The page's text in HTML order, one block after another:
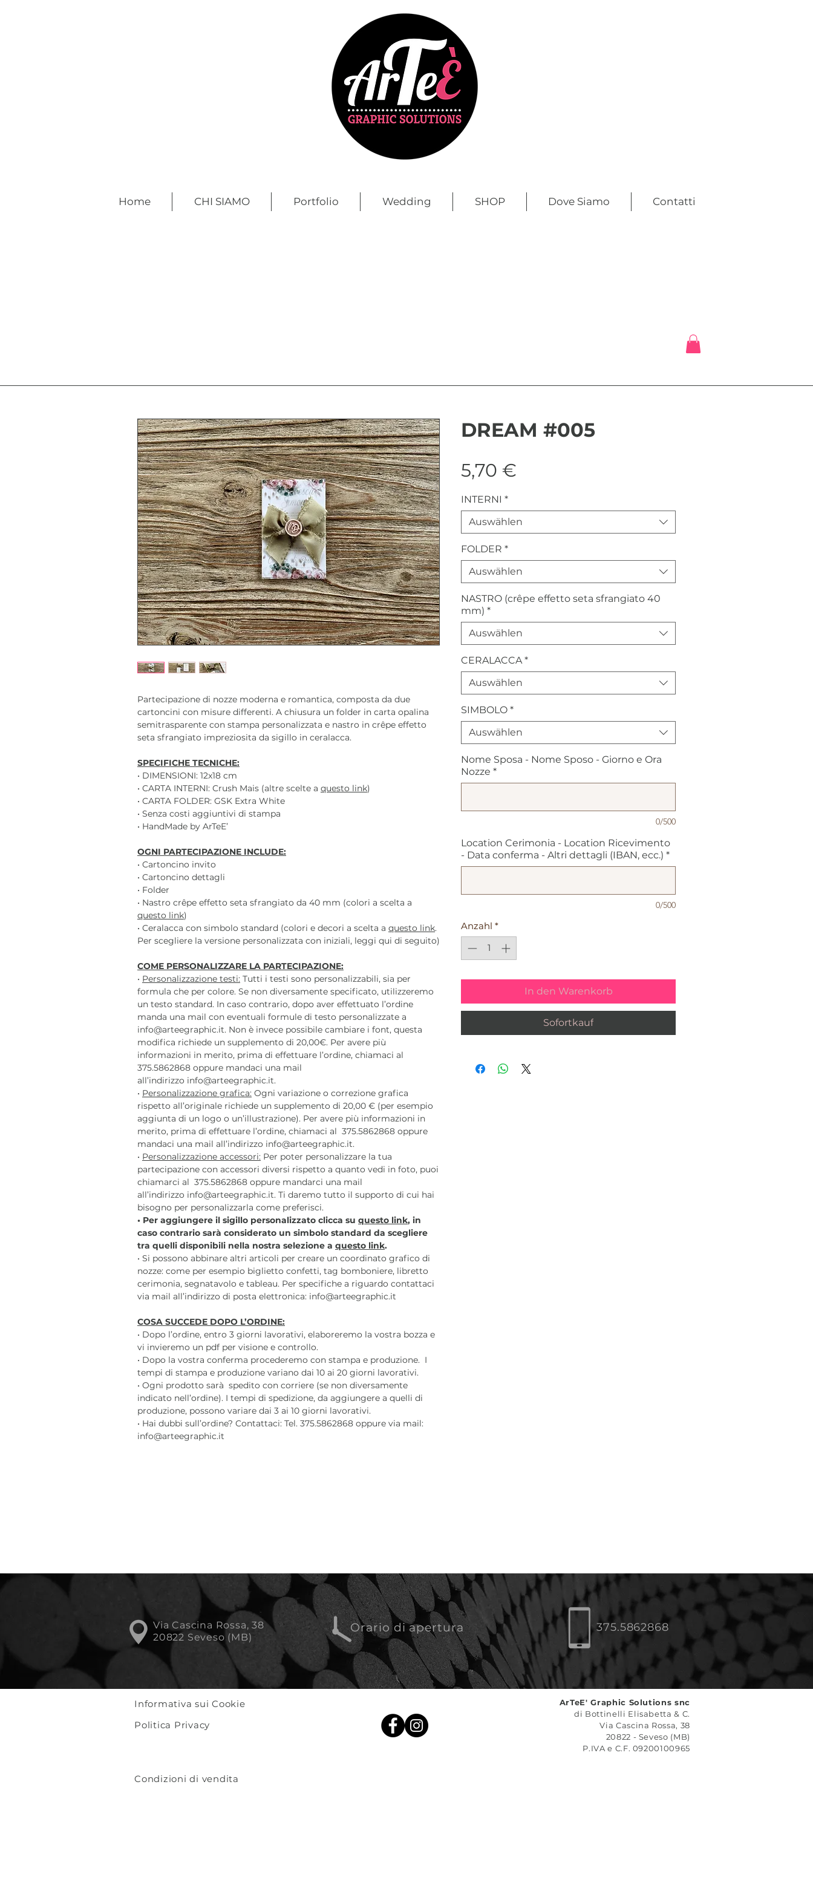
Home CHI SIAMO Portfolio Wedding SHOP Dove Siamo Contatti
Partecipazione di nozze moderna e romantica, composta da due
cartoncini con misure differenti. A chiusura un folder in carta opalina
semitrasparente con stampa personalizzata e nastro in crêpe effetto
seta sfrangiato impreziosita da sigillo in ceralacca.
SPECIFICHE TECNICHE:
• DIMENSIONI: 12x18 cm
• CARTA INTERNI: Crush Mais (altre scelte a questo link)
• CARTA FOLDER: GSK Extra White
• Senza costi aggiuntivi di stampa
• HandMade by ArTeE’
OGNI PARTECIPAZIONE INCLUDE:
• Cartoncino invito
• Cartoncino dettagli
• Folder
• Nastro crêpe effetto seta sfrangiato da 40 mm (colori a scelta a
questo link)
• Ceralacca con simbolo standard (colori e decori a scelta a questo link.
Per scegliere la versione personalizzata con iniziali, leggi qui di seguito)
COME PERSONALIZZARE LA PARTECIPAZIONE:
• Personalizzazione testi: Tutti i testi sono personalizzabili, sia per
formula che per colore. Se non diversamente specificato, utilizzeremo
un testo standard. In caso contrario, dopo aver effettuato l’ordine
manda una mail con eventuali formule di testo personalizzate a
info@arteegraphic.it. Non è invece possibile cambiare i font, questa
modifica richiede un supplemento di 20,00€. Per avere più
informazioni in merito, prima di effettuare l’ordine, chiamaci al
375.5862868 oppure mandaci una mail
all’indirizzo info@arteegraphic.it.
• Personalizzazione grafica: Ogni variazione o correzione grafica
rispetto all’originale richiede un supplemento di 20,00 € (per esempio
aggiunta di un logo o un’illustrazione). Per avere più informazioni in
merito, prima di effettuare l’ordine, chiamaci al 375.5862868 oppure
mandaci una mail all’indirizzo info@arteegraphic.it.
• Personalizzazione accessori: Per poter personalizzare la tua
partecipazione con accessori diversi rispetto a quanto vedi in foto, puoi
chiamarci al 375.5862868 oppure mandarci una mail
all’indirizzo info@arteegraphic.it. Ti daremo tutto il supporto di cui hai
bisogno per personalizzarla come preferisci.
• Per aggiungere il sigillo personalizzato clicca su questo link, in
caso contrario sarà considerato un simbolo standard da scegliere
tra quelli disponibili nella nostra selezione a questo link.
• Si possono abbinare altri articoli per creare un coordinato grafico di
nozze: come per esempio biglietto confetti, tag bomboniere, libretto
cerimonia, segnatavolo e tableau. Per specifiche a riguardo contattaci
via mail all’indirizzo di posta elettronica: info@arteegraphic.it
COSA SUCCEDE DOPO L’ORDINE:
• Dopo l’ordine, entro 3 giorni lavorativi, elaboreremo la vostra bozza e
vi invieremo un pdf per visione e controllo.
• Dopo la vostra conferma procederemo con stampa e produzione. I
tempi di stampa e produzione variano dai 10 ai 20 giorni lavorativi.
• Ogni prodotto sarà spedito con corriere (se non diversamente
indicato nell’ordine). I tempi di spedizione, da aggiungere a quelli di
produzione, possono variare dai 3 ai 10 giorni lavorativi.
• Hai dubbi sull’ordine? Contattaci: Tel. 375.5862868 oppure via mail:
info@arteegraphic.it
DREAM #005
5,70 €
INTERNI *
Auswählen
FOLDER *
Auswählen
NASTRO (crêpe effetto seta sfrangiato 40
mm) *
Auswählen
CERALACCA *
Auswählen
SIMBOLO *
Auswählen
Nome Sposa - Nome Sposo - Giorno e Ora
Nozze *
0/500
Location Cerimonia - Location Ricevimento
- Data conferma - Altri dettagli (IBAN, ecc.) *
0/500
Anzahl *
In den Warenkorb
Sofortkauf
Orario di apertura
Via Cascina Rossa, 38
20822 Seveso (MB)
375.5862868
Informativa sui Cookie
Politica Privacy
ArTeE' Graphic Solutions snc
di Bottinelli Elisabetta & C.
Via Cascina Rossa, 38
20822 - Seveso (MB)
P.IVA e C.F. 09200100965
Condizioni di vendita